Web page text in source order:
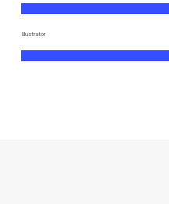
Illustrator